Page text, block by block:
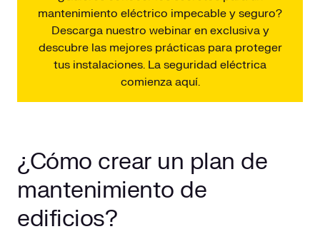
mantenimiento eléctrico impecable y seguro?
Descarga nuestro webinar en exclusiva y
descubre las mejores prácticas para proteger
tus instalaciones. La seguridad eléctrica
comienza aquí.
¿Cómo crear un plan de
mantenimiento de
edificios?